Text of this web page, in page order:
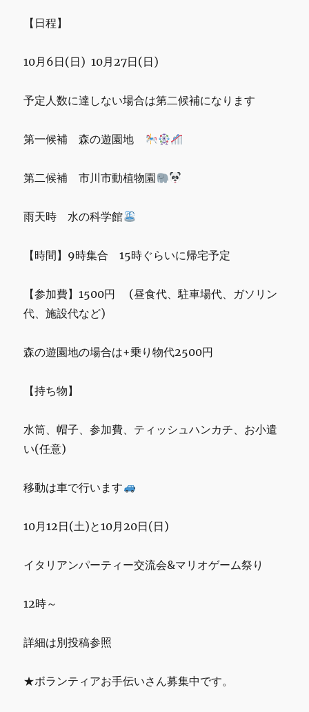
【日程】
10月6日(日) 10月27日(日)
予定人数に達しない場合は第二候補になります
第一候補 森の遊園地
第二候補 市川市動植物園
雨天時 水の科学館
【時間】9時集合 15時ぐらいに帰宅予定
【参加費】1500円 (昼食代、駐車場代、ガソリン
代、施設代など)
森の遊園地の場合は+乗り物代2500円
【持ち物】
水筒、帽子、参加費、ティッシュハンカチ、お小遣
い(任意)
移動は車で行います
10月12日(土)と10月20日(日)
イタリアンパーティー交流会&マリオゲーム祭り
12時～
詳細は別投稿参照
★ボランティアお手伝いさん募集中です。